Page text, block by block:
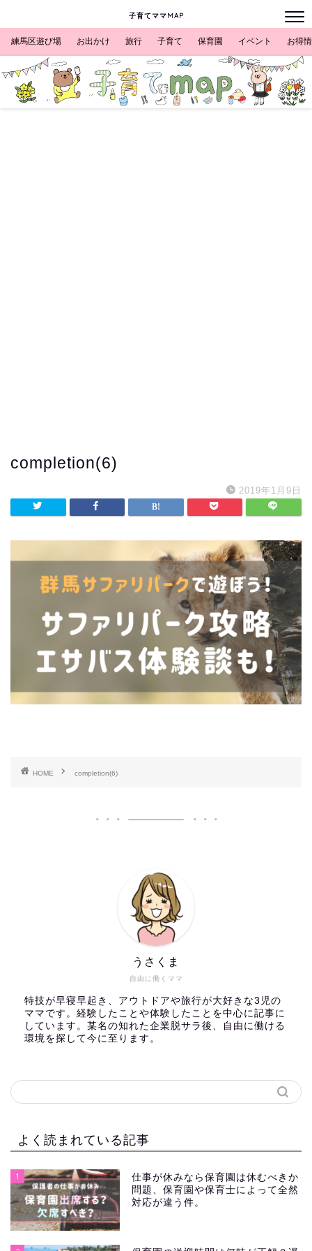
子育てママMAP
練馬区遊び場 お出かけ 旅行 子育て 保育園 イベント お得
completion(6)
2019年1月9日
HOME completion(6)
自由に働くママ
うさくま
特技が早寝早起き、アウトドアや旅行が大好きな3児の
ママです。経験したことや体験したことを中心に記事に
しています。某名の知れた企業脱サラ後、自由に働ける
環境を探して今に至ります。
よく読まれている記事
1
仕事が休みなら保育園は休むべきか
問題、保育園や保育士によって全然
対応が違う件。